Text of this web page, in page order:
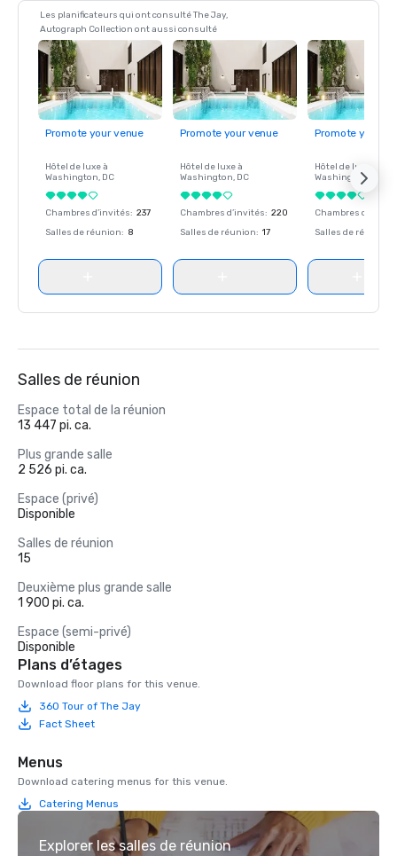
Les planificateurs qui ont consulté The Jay,
Autograph Collection ont aussi consulté
Promote your venue
Hôtel de luxe à
Washington, DC
Chambres d’invités: 237
Salles de réunion: 8
Promote your venue
Hôtel de luxe à
Washington, DC
Chambres d’invités: 220
Salles de réunion: 17
Promote your
Hôtel de luxe à
Washington
Chambres
Salles de réunion
Salles de réunion
Espace total de la réunion
13 447 pi. ca.
Plus grande salle
2 526 pi. ca.
Espace (privé)
Disponible
Salles de réunion
15
Deuxième plus grande salle
1 900 pi. ca.
Espace (semi-privé)
Disponible
Plans d’étages
Download floor plans for this venue.
360 Tour of The Jay
Fact Sheet
Menus
Download catering menus for this venue.
Catering Menus
Explorer les salles de réunion